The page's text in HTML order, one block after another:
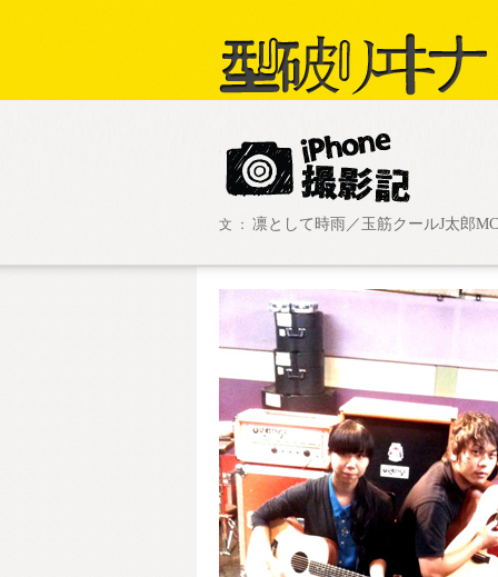
文 ： 凛として時雨／玉筋クールJ太郎